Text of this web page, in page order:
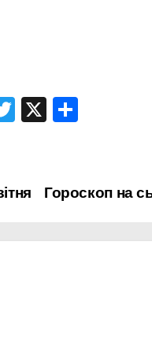
T
w
er
X
л
и
т
Гороскоп на